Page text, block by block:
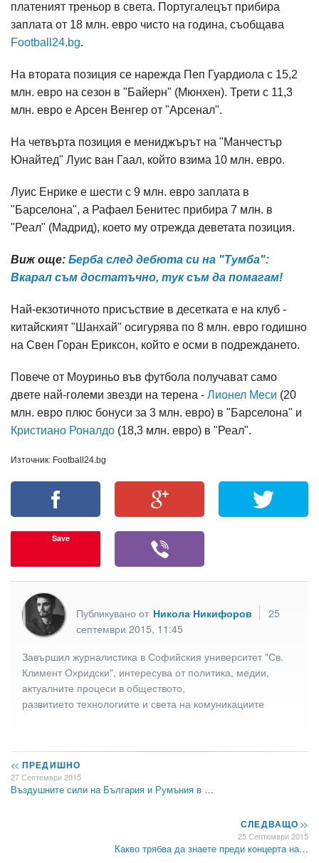
платеният треньор в света. Португалецът прибира
заплата от 18 млн. евро чисто на година, съобщава
Football24.bg.
На втората позиция се нарежда Пеп Гуардиола с 15,2
млн. евро на сезон в "Байерн" (Мюнхен). Трети с 11,3
млн. евро е Арсен Венгер от "Арсенал".
На четвърта позиция е мениджърът на "Манчестър
Юнайтед" Луис ван Гаал, който взима 10 млн. евро.
Луис Енрике е шести с 9 млн. евро заплата в
"Барселона", а Рафаел Бенитес прибира 7 млн. в
"Реал" (Мадрид), което му отрежда деветата позиция.
Виж още: Берба след дебюта си на "Тумба":
Вкарал съм достатъчно, тук съм да помагам!
Най-екзотичното присъствие в десетката е на клуб -
китайският "Шанхай" осигурява по 8 млн. евро годишно
на Свен Горан Ериксон, който е осми в подреждането.
Повече от Моуриньо във футбола получават само
двете най-големи звезди на терена - Лионел Меси (20
млн. евро плюс бонуси за 3 млн. евро) в "Барселона" и
Кристиано Роналдо (18,3 млн. евро) в "Реал".
Източник: Football24.bg
Save
Публикувано от Никола Никифоров
25
септември 2015, 11:45
Завършил журналистика в Софийския университет "Св.
Климент Охридски", интересува от политика, медии,
актуалните процеси в обществото,
развитието технологиите и света на комуникациите
<< ПРЕДИШНО
27 Септември 2015
Въздушните сили на България и Румъния в …
СЛЕДВАЩО>>
25 Септември 2015
Какво трябва да знаете преди концерта на…